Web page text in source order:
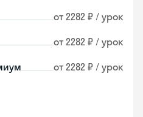
от 2282 ₽ / урок
от 2282 ₽ / урок
от 2282 ₽ / урок